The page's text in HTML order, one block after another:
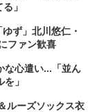
」
ず」北川悠仁・
ファン歓喜
な心遣い...「並ん
」
ルーズソックス衣